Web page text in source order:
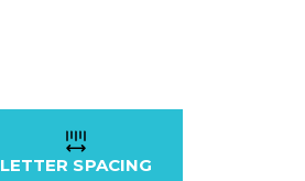
LETTER SPACING